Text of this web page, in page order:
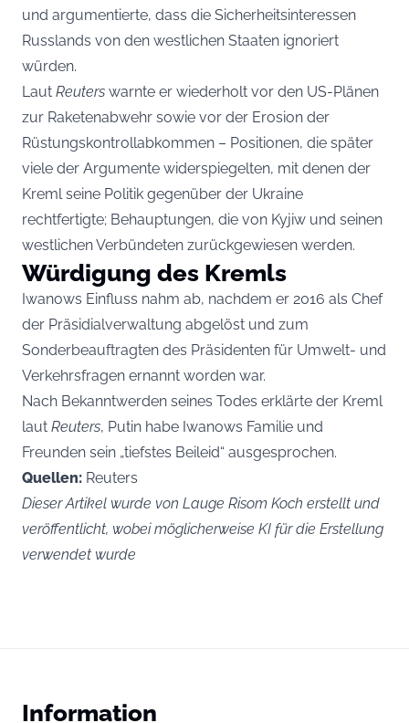
und argumentierte, dass die Sicherheitsinteressen
Russlands von den westlichen Staaten ignoriert
würden.
Laut Reuters warnte er wiederholt vor den US-Plänen
zur Raketenabwehr sowie vor der Erosion der
Rüstungskontrollabkommen – Positionen, die später
viele der Argumente widerspiegelten, mit denen der
Kreml seine Politik gegenüber der Ukraine
rechtfertigte; Behauptungen, die von Kyjiw und seinen
westlichen Verbündeten zurückgewiesen werden.
Würdigung des Kremls
Iwanows Einfluss nahm ab, nachdem er 2016 als Chef
der Präsidialverwaltung abgelöst und zum
Sonderbeauftragten des Präsidenten für Umwelt- und
Verkehrsfragen ernannt worden war.
Nach Bekanntwerden seines Todes erklärte der Kreml
laut Reuters, Putin habe Iwanows Familie und
Freunden sein „tiefstes Beileid“ ausgesprochen.
Quellen: Reuters
Dieser Artikel wurde von Lauge Risom Koch erstellt und
veröffentlicht, wobei möglicherweise KI für die Erstellung
verwendet wurde
Information